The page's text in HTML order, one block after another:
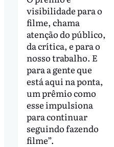
visibilidade para o
filme, chama
atenção do público,
da crítica, e para o
nosso trabalho. E
para a gente que
está aqui na ponta,
um prêmio como
esse impulsiona
para continuar
seguindo fazendo
filme”.